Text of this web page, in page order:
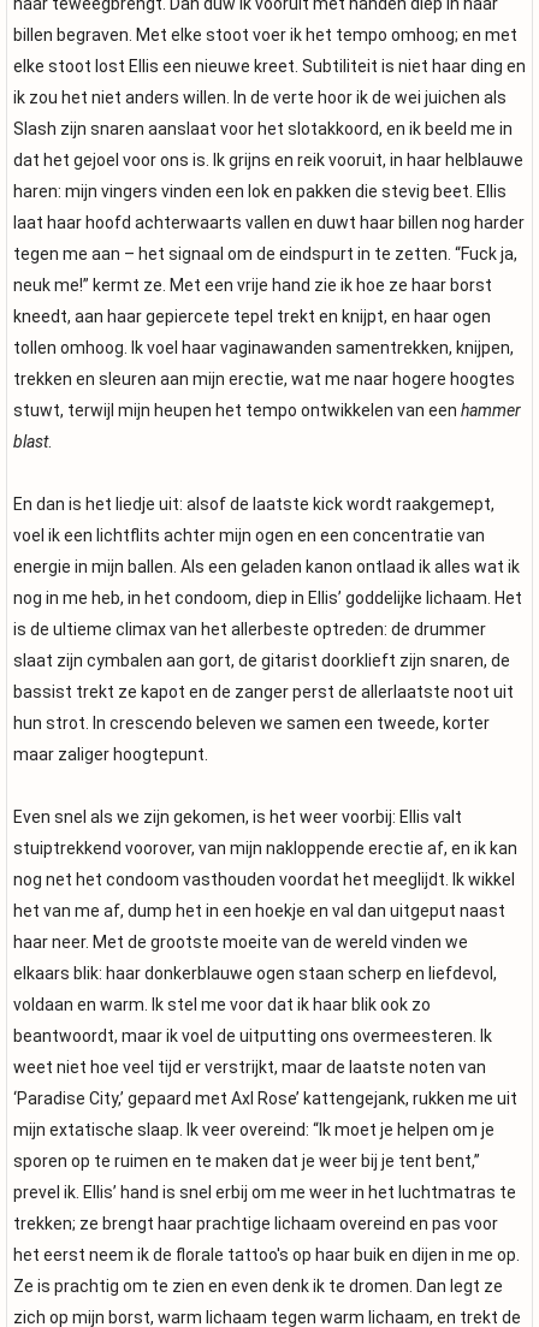
billen begraven. Met elke stoot voer ik het tempo omhoog; en met
elke stoot lost Ellis een nieuwe kreet. Subtiliteit is niet haar ding en
ik zou het niet anders willen. In de verte hoor ik de wei juichen als
Slash zijn snaren aanslaat voor het slotakkoord, en ik beeld me in
dat het gejoel voor ons is. Ik grijns en reik vooruit, in haar helblauwe
haren: mijn vingers vinden een lok en pakken die stevig beet. Ellis
laat haar hoofd achterwaarts vallen en duwt haar billen nog harder
tegen me aan – het signaal om de eindspurt in te zetten. “Fuck ja,
neuk me!” kermt ze. Met een vrije hand zie ik hoe ze haar borst
kneedt, aan haar gepiercete tepel trekt en knijpt, en haar ogen
tollen omhoog. Ik voel haar vaginawanden samentrekken, knijpen,
trekken en sleuren aan mijn erectie, wat me naar hogere hoogtes
stuwt, terwijl mijn heupen het tempo ontwikkelen van een hammer
blast.
En dan is het liedje uit: alsof de laatste kick wordt raakgemept,
voel ik een lichtflits achter mijn ogen en een concentratie van
energie in mijn ballen. Als een geladen kanon ontlaad ik alles wat ik
nog in me heb, in het condoom, diep in Ellis’ goddelijke lichaam. Het
is de ultieme climax van het allerbeste optreden: de drummer
slaat zijn cymbalen aan gort, de gitarist doorklieft zijn snaren, de
bassist trekt ze kapot en de zanger perst de allerlaatste noot uit
hun strot. In crescendo beleven we samen een tweede, korter
maar zaliger hoogtepunt.
Even snel als we zijn gekomen, is het weer voorbij: Ellis valt
stuiptrekkend voorover, van mijn nakloppende erectie af, en ik kan
nog net het condoom vasthouden voordat het meeglijdt. Ik wikkel
het van me af, dump het in een hoekje en val dan uitgeput naast
haar neer. Met de grootste moeite van de wereld vinden we
elkaars blik: haar donkerblauwe ogen staan scherp en liefdevol,
voldaan en warm. Ik stel me voor dat ik haar blik ook zo
beantwoordt, maar ik voel de uitputting ons overmeesteren. Ik
weet niet hoe veel tijd er verstrijkt, maar de laatste noten van
‘Paradise City,’ gepaard met Axl Rose’ kattengejank, rukken me uit
mijn extatische slaap. Ik veer overeind: “Ik moet je helpen om je
sporen op te ruimen en te maken dat je weer bij je tent bent,”
prevel ik. Ellis’ hand is snel erbij om me weer in het luchtmatras te
trekken; ze brengt haar prachtige lichaam overeind en pas voor
het eerst neem ik de florale tattoo's op haar buik en dijen in me op.
Ze is prachtig om te zien en even denk ik te dromen. Dan legt ze
zich op mijn borst, warm lichaam tegen warm lichaam, en trekt de